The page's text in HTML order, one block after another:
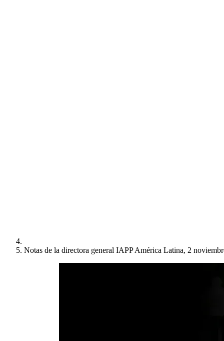
Notas de la directora general IAPP América Latina, 2